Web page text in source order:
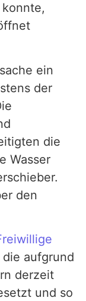
ein
der
die
Wasser
den
die aufgrund
derzeit
und so